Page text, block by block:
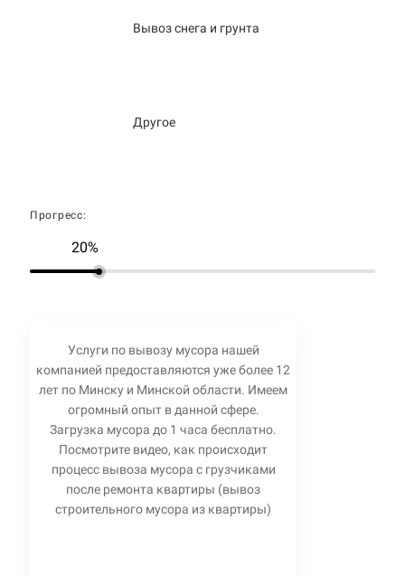
Вывоз снега и грунта
Другое
Прогресс:
20%
Услуги по вывозу мусора нашей
компанией предоставляются уже более 12
лет по Минску и Минской области. Имеем
огромный опыт в данной сфере.
Загрузка мусора до 1 часа бесплатно.
Посмотрите видео, как происходит
процесс вывоза мусора с грузчиками
после ремонта квартиры (вывоз
строительного мусора из квартиры)